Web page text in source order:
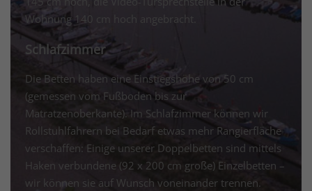
Wohnung 140 cm hoch angebracht.
Schlafzimmer
Die Betten haben eine Einstiegshöhe von 50 cm
(gemessen vom Fußboden bis zur
Matratzenoberkante). Im Schlafzimmer können wir
Rollstuhlfahrern bei Bedarf etwas mehr Rangierfläche
verschaffen: Einige unserer Doppelbetten sind mittels
Haken verbundene (92 x 200 cm große) Einzelbetten –
wir können sie auf Wunsch voneinander trennen.